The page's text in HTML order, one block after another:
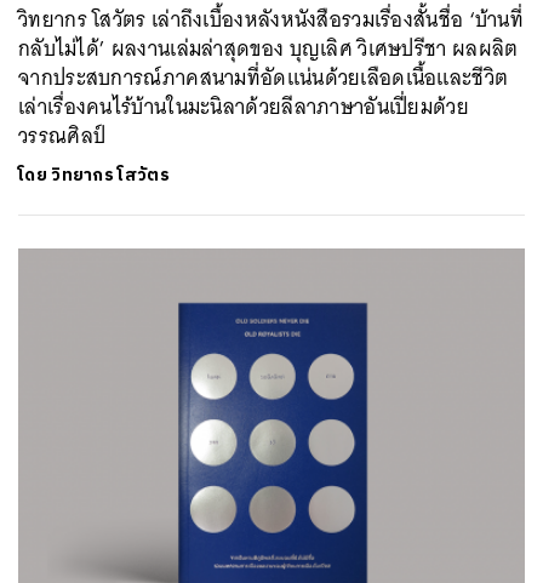
วิทยากร โสวัตร เล่าถึงเบื้องหลังหนังสือรวมเรื่องสั้นชื่อ ‘บ้านที่
กลับไม่ได้’ ผลงานเล่มล่าสุดของ บุญเลิศ วิเศษปรีชา ผลผลิต
จากประสบการณ์ภาคสนามที่อัดแน่นด้วยเลือดเนื้อและชีวิต
เล่าเรื่องคนไร้บ้านในมะนิลาด้วยลีลาภาษาอันเปี่ยมด้วย
วรรณศิลป์
โดยวิทยากร โสวัตร
ค้นหา